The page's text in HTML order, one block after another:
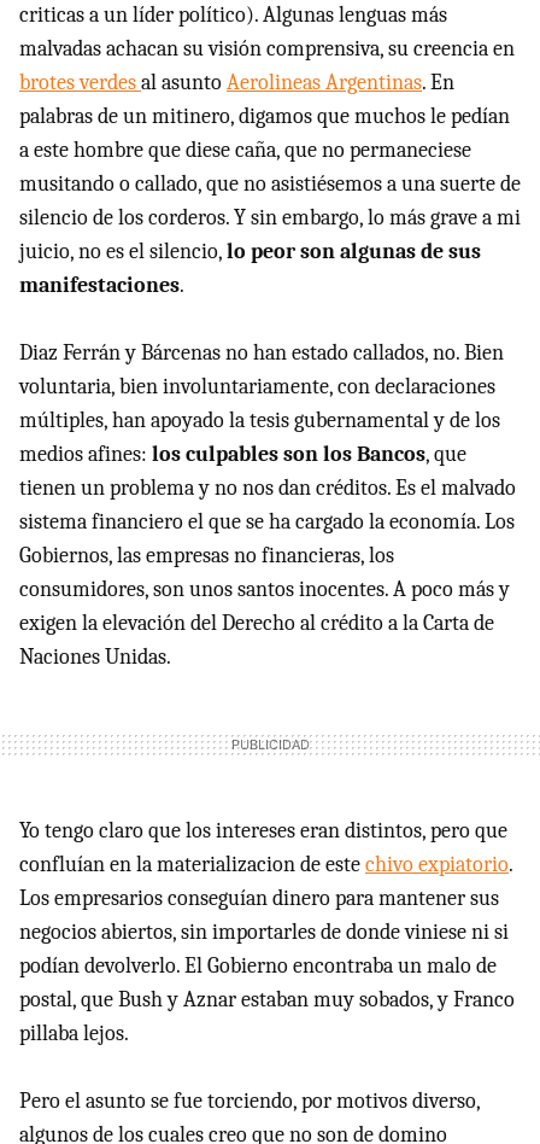
criticas a un líder político). Algunas lenguas más
malvadas achacan su visión comprensiva, su creencia en
brotes verdesal asuntoAerolineas Argentinas. En
palabras de un mitinero, digamos que muchos le pedían
a este hombre que diese caña, que no permaneciese
musitando o callado, que no asistiésemos a una suerte de
silencio de los corderos. Y sin embargo, lo más grave a mi
juicio, no es el silencio,lo peor son algunas de sus
manifestaciones.
Diaz Ferrán y Bárcenas no han estado callados, no. Bien
voluntaria, bien involuntariamente, con declaraciones
múltiples, han apoyado la tesis gubernamental y de los
medios afines: los culpables son los Bancos, que
tienen un problema y no nos dan créditos. Es el malvado
sistema financiero el que se ha cargado la economía. Los
Gobiernos, las empresas no financieras, los
consumidores, son unos santos inocentes. A poco más y
exigen la elevación del Derecho al crédito a la Carta de
Naciones Unidas.
Yo tengo claro que los intereses eran distintos, pero que
confluían en la materializacion de estechivo expiatorio.
Los empresarios conseguían dinero para mantener sus
negocios abiertos, sin importarles de donde viniese ni si
podían devolverlo. El Gobierno encontraba un malo de
postal, que Bush y Aznar estaban muy sobados, y Franco
pillaba lejos.
Pero el asunto se fue torciendo, por motivos diverso,
algunos de los cuales creo que no son de domino